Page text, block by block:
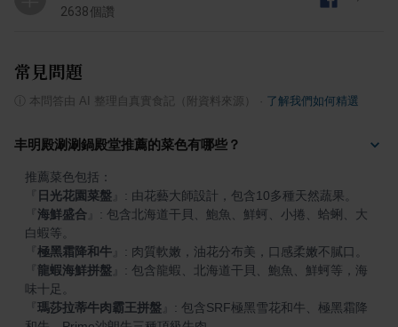
2638個讚
常見問題
本問答由 AI 整理自真實食記（附資料來源） 了解我們如何精選
丰明殿涮涮鍋殿堂推薦的菜色有哪些？
日光花園菜盤
海鮮盛合
: 包含北海道干貝、鮑魚、鮮蚵、小捲、蛤蜊、大
極黑霜降和牛
龍蝦海鮮拼盤
: 包含龍蝦、北海道干貝、鮑魚、鮮蚵等，海
瑪莎拉蒂牛肉霸王拼盤
: 包含SRF極黑雪花和牛、極黑霜降